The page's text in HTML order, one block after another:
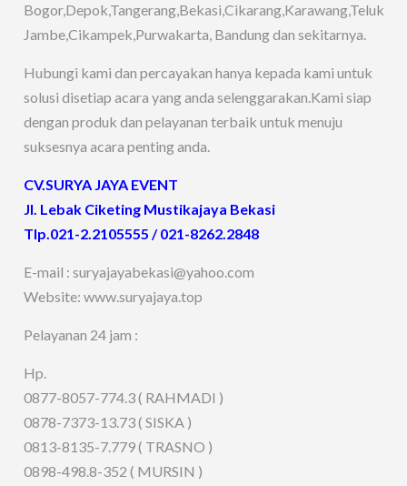
Bogor,Depok,Tangerang,Bekasi,Cikarang,Karawang,Teluk
Jambe,Cikampek,Purwakarta, Bandung dan sekitarnya.
Hubungi kami dan percayakan hanya kepada kami untuk
solusi disetiap acara yang anda selenggarakan.Kami siap
dengan produk dan pelayanan terbaik untuk menuju
suksesnya acara penting anda.
CV.SURYA JAYA EVENT
Jl. Lebak Ciketing Mustikajaya Bekasi
Tlp.021-2.2105555 / 021-8262.2848
E-mail : suryajayabekasi@yahoo.com
Website: www.suryajaya.top
Pelayanan 24 jam :
Hp.
0877-8057-774.3 ( RAHMADI )
0878-7373-13.73 ( SISKA )
0813-8135-7.779 ( TRASNO )
0898-498.8-352 ( MURSIN )